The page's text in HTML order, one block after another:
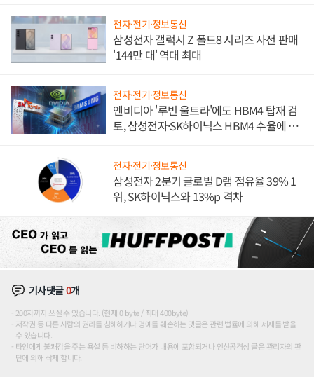
전자·전기·정보통신
삼성전자 갤럭시 Z 폴드8 시리즈 사전 판매
'144만 대' 역대 최대
전자·전기·정보통신
엔비디아 '루빈 울트라'에도 HBM4 탑재 검
토, 삼성전자·SK하이닉스 HBM4 수율에 주
전자·전기·정보통신
삼성전자 2분기 글로벌 D램 점유율 39% 1
위, SK하이닉스와 13%p 격차
기사댓글0개
200자까지 쓰실 수 있습니다. (현재 0 byte / 최대 400byte)
저작권 등 다른 사람의 권리를 침해하거나 명예를 훼손하는 댓글은 관련 법률에 의해 제재를 받을
수 있습니다.
타인에게 불쾌감을 주는 욕설 등 비하하는 단어가 내용에 포함되거나 인신공격성 글은 관리자의 판
단에 의해 삭제 합니다.